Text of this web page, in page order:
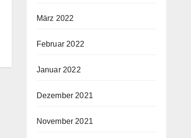
März 2022
Februar 2022
Januar 2022
Dezember 2021
November 2021